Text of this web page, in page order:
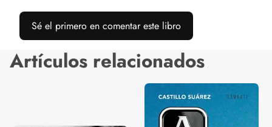
Sé el primero en comentar este libro
Artículos relacionados